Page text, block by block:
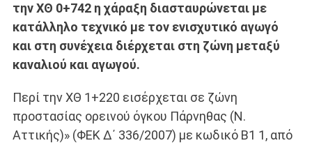
την ΧΘ 0+742 η χάραξη διασταυρώνεται με
κατάλληλο τεχνικό με τον ενισχυτικό αγωγό
και στη συνέχεια διέρχεται στη ζώνη μεταξύ
καναλιού και αγωγού.
Περί την ΧΘ 1+220 εισέρχεται σε ζώνη
προστασίας ορεινού όγκου Πάρνηθας (N.
Αττικής)» (ΦΕΚ Δ΄ 336/2007) με κωδικό Β1 1, από